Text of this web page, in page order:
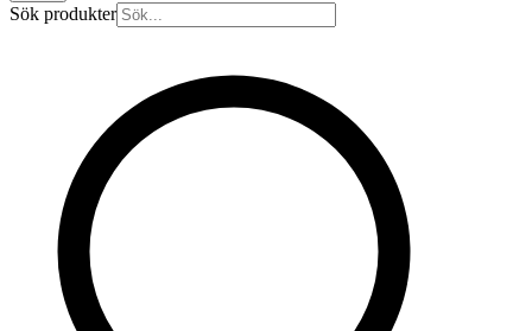
Sök produkter